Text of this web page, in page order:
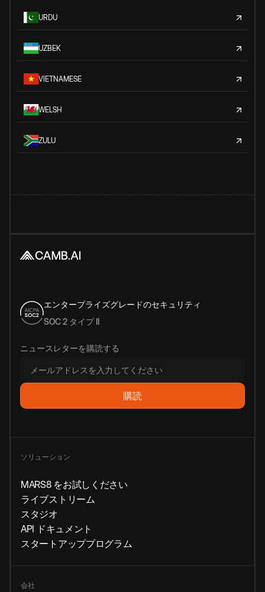
URDU
UZBEK
VIETNAMESE
WELSH
ZULU
エンタープライズグレードのセキュリティ
SOC 2 タイプ II
ニュースレターを購読する
ソリューション
MARS8 をお試しください
ライブストリーム
スタジオ
API ドキュメント
スタートアッププログラム
会社